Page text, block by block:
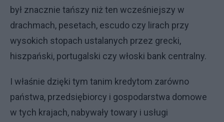
był znacznie tańszy niż ten wcześniejszy w
drachmach, pesetach, escudo czy lirach przy
wysokich stopach ustalanych przez grecki,
hiszpański, portugalski czy włoski bank centralny.
I właśnie dzięki tym tanim kredytom zarówno
państwa, przedsiębiorcy i gospodarstwa domowe
w tych krajach, nabywały towary i usługi